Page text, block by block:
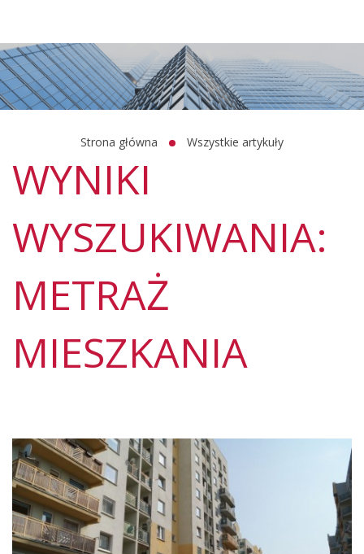
Strona główna Wszystkie artykuły
WYNIKI
WYSZUKIWANIA:
METRAŻ
MIESZKANIA